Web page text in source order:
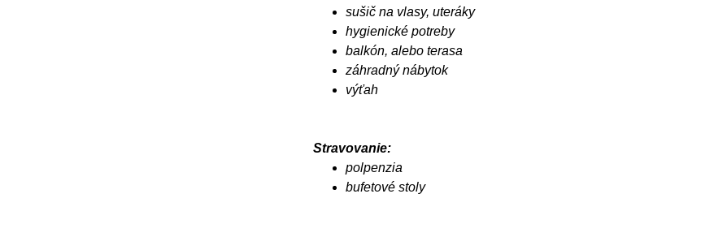
sušič na vlasy, uteráky
hygienické potreby
balkón, alebo terasa
záhradný nábytok
výťah
Stravovanie:
polpenzia
bufetové stoly